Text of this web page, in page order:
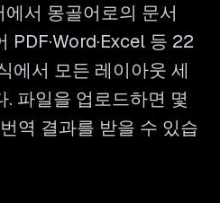
서 몽골어로의 문서
PDF·Word·Excel 등 22
에서 모든 레이아웃 세
파일을 업로드하면 몇
역 결과를 받을 수 있습